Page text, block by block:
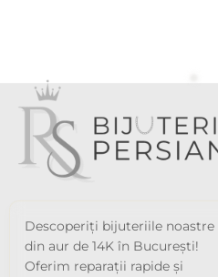
Descoperiți bijuteriile noastre
din aur de 14K în București!
Oferim reparații rapide și